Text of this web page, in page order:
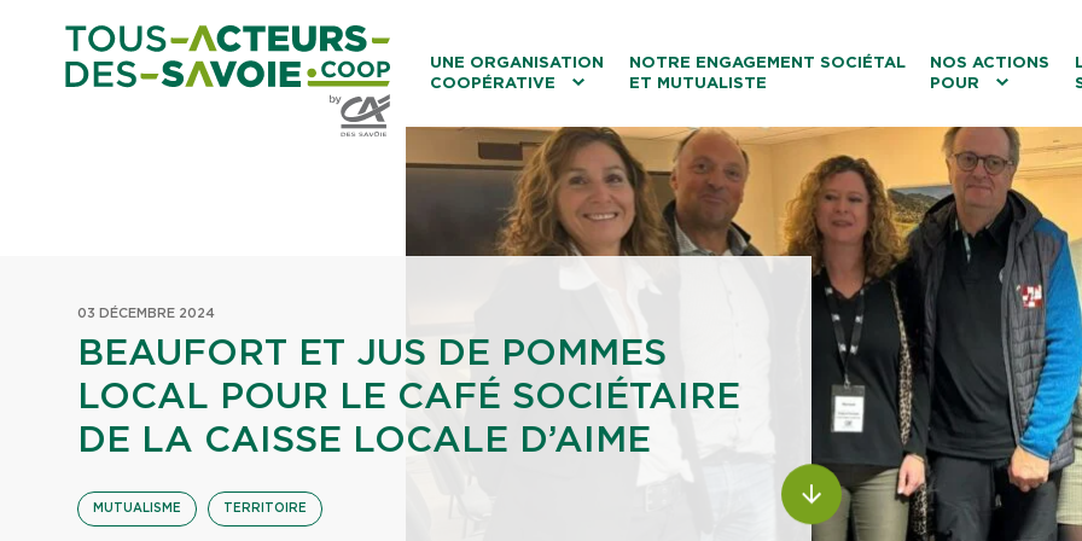
UNE ORGANISATION
COOPÉRATIVE
Caisses Locales
NOTRE ENGAGEMENT SOCIÉTAL
ET MUTUALISTE
NOS ACTIONS
POUR
Le tourisme
Les transitions
La biodiversité
Les associations
03 DÉCEMBRE 2024
BEAUFORT ET JUS DE POMMES
LOCAL POUR LE CAFÉ SOCIÉTAIRE
DE LA CAISSE LOCALE D’AIME
MUTUALISME TERRITOIRE ALLER AU CONTENU